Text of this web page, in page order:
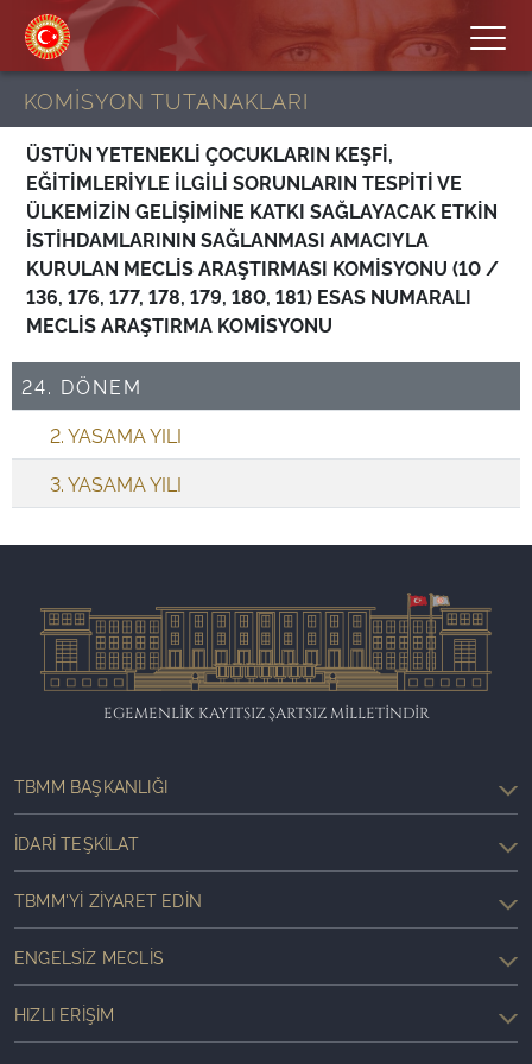
KOMİSYON TUTANAKLARI
ÜSTÜN YETENEKLİ ÇOCUKLARIN KEŞFİ,
EĞİTİMLERİYLE İLGİLİ SORUNLARIN TESPİTİ VE
ÜLKEMİZİN GELİŞİMİNE KATKI SAĞLAYACAK ETKİN
İSTİHDAMLARININ SAĞLANMASI AMACIYLA
KURULAN MECLİS ARAŞTIRMASI KOMİSYONU (10 /
136, 176, 177, 178, 179, 180, 181) ESAS NUMARALI
MECLİS ARAŞTIRMA KOMİSYONU
24. DÖNEM
2. YASAMA YILI
3. YASAMA YILI
EGEMENLİK KAYITSIZ ŞARTSIZ MİLLETİNDİR
TBMM BAŞKANLIĞI
İDARI TEŞKILAT
TBMM'YI ZIYARET EDIN
ENGELSIZ MECLIS
HIZLI ERIŞIM